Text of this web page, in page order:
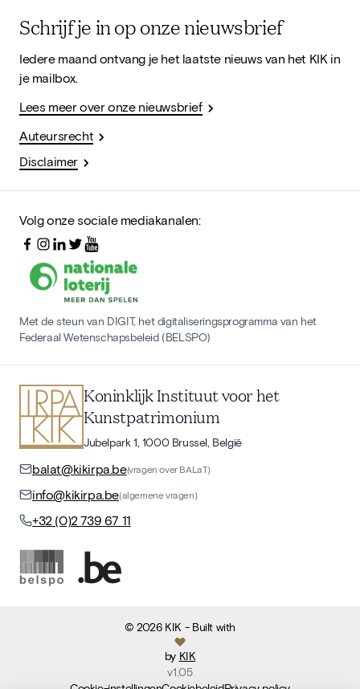
Schrijf je in op onze nieuwsbrief
Iedere maand ontvang je het laatste nieuws van het KIK in
je mailbox.
Lees meer over onze nieuwsbrief
Auteursrecht
Disclaimer
Volg onze sociale mediakanalen:
Met de steun van DIGIT, het digitaliseringsprogramma van het
Federaal Wetenschapsbeleid (BELSPO)
Koninklijk Instituut voor het
Kunstpatrimonium
Jubelpark 1, 1000 Brussel, België
balat@kikirpa.be(vragen over BALaT)
info@kikirpa.be(algemene vragen)
+32 (0)2 739 67 11
©2026 KIK - Built with
by KIK
v1.05